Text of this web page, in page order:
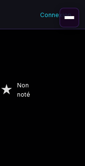
Connexion
★
Non
noté